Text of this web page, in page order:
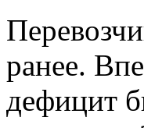
ранее.
дефицит